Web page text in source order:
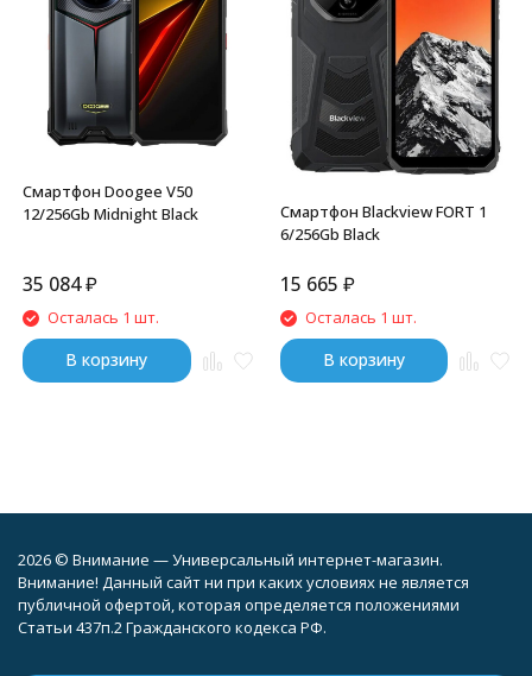
Смартфон Doogee V50
12/256Gb Midnight Black
35 084₽
Осталась 1 шт.
В корзину
Смартфон Blackview FORT 1
6/256Gb Black
15 665 ₽
Осталась 1 шт.
В корзину
2026 © Внимание — Универсальный интернет-магазин.
Внимание! Данный сайт ни при каких условиях не является
публичной офертой, которая определяется положениями
Статьи 437п.2 Гражданского кодекса РФ.